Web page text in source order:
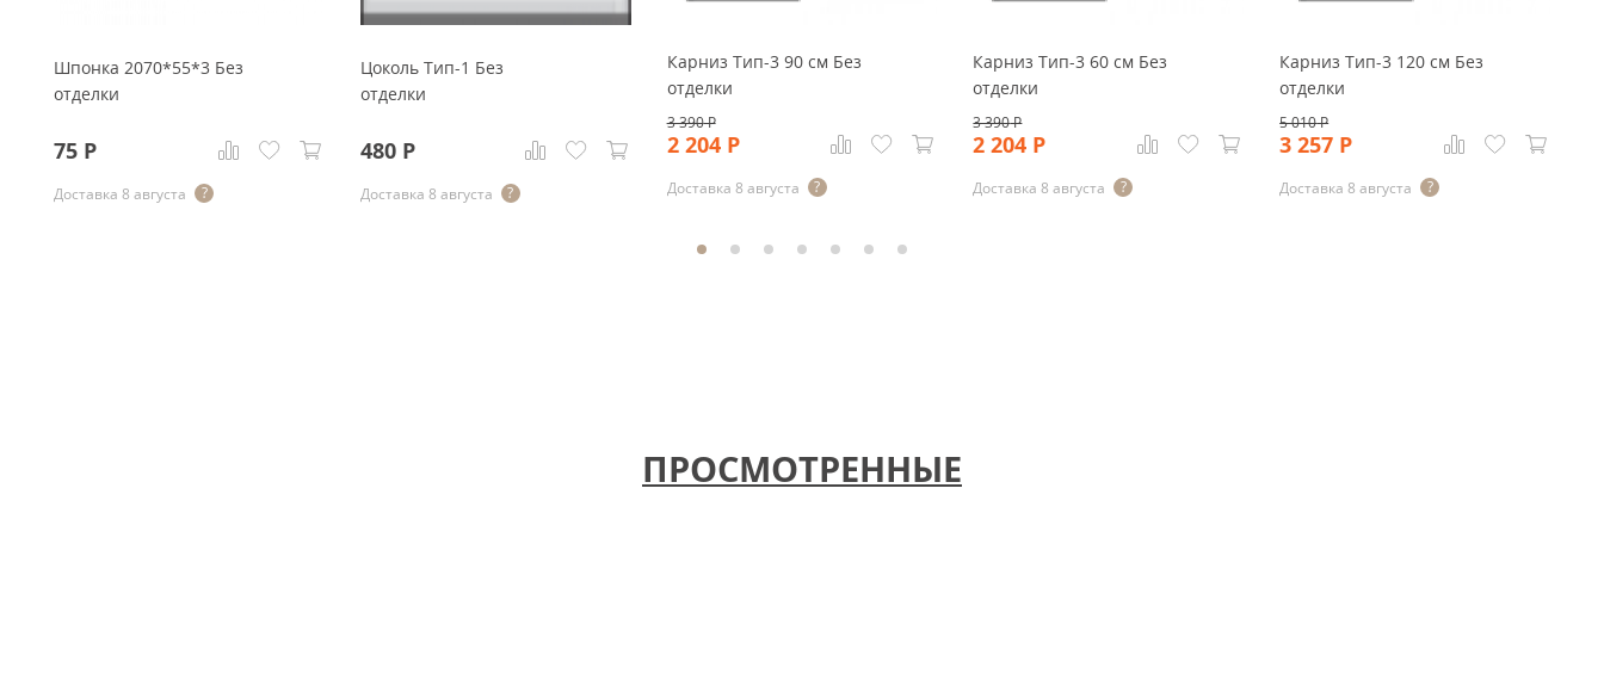
Шпонка 2070*55*3 Без
отделки
75 Р
Доставка 8 августа
Цоколь Тип-1 Без
отделки
480Р
Доставка 8 августа
Карниз Тип-3 90 см Без
отделки
3 390Р
2 204Р
Доставка 8 августа
Карниз Тип-3 60 см Без
отделки
3 390Р
2 204 Р
Доставка 8 августа
Карниз Тип-3 120 см Без
отделки
5 010Р
3 257 Р
Доставка 8 августа
ПРОСМОТРЕННЫЕ